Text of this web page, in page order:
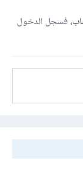
فسجل الدخول